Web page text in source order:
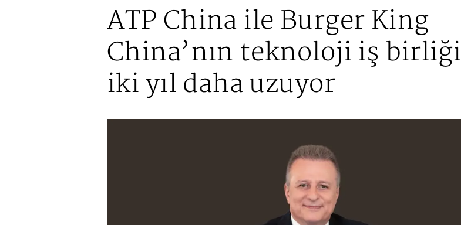
ATP China ile Burger King
China’nın teknoloji iş birliği
iki yıl daha uzuyor